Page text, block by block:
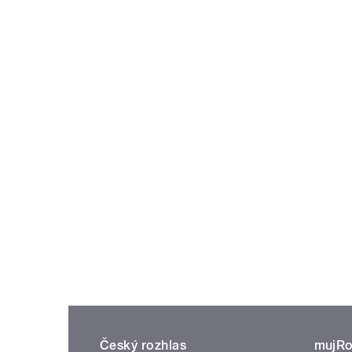
Český rozhlas